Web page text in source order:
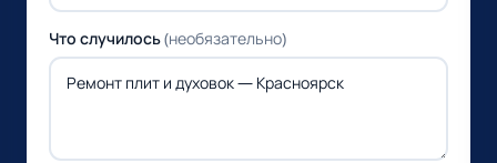
Что случилось(необязательно)